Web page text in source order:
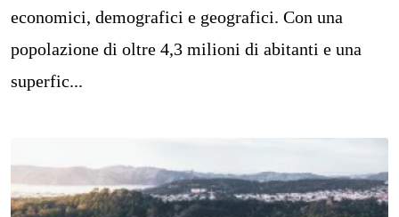
economici, demografici e geografici. Con una
popolazione di oltre 4,3 milioni di abitanti e una
superfic...